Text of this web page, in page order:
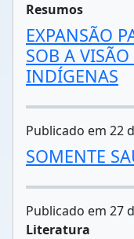
Resumos
EXPANSÃO
SOB A
INDÍGENAS
Publicado em 22
SOMENTE
Publicado em 27
Literatura